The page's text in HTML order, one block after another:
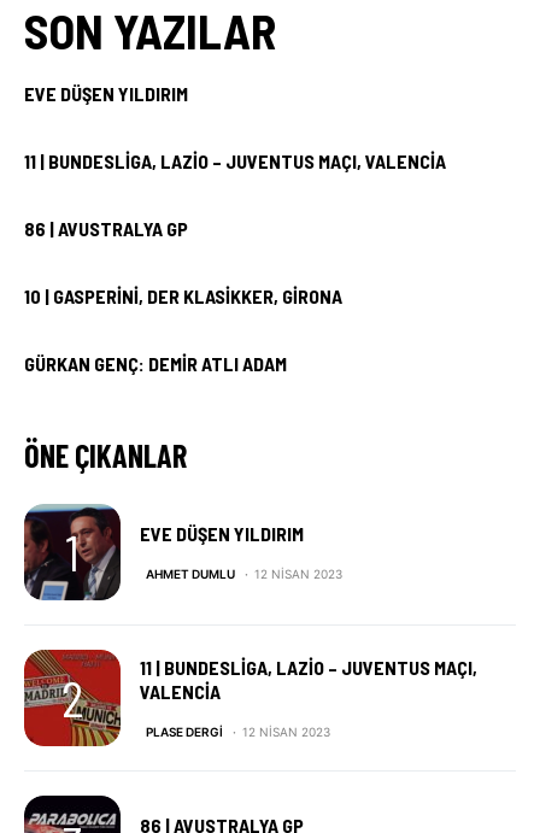
SON YAZILAR
EVE DÜŞEN YILDIRIM
11 | BUNDESLIGA, LAZIO – JUVENTUS MAÇI, VALENCIA
86 | AVUSTRALYA GP
10 | GASPERINI, DER KLASIKKER, GIRONA
GÜRKAN GENÇ: DEMIR ATLI ADAM
ÖNE ÇIKANLAR
EVE DÜŞEN YILDIRIM
AHMET DUMLU 12 NISAN 2023
11 | BUNDESLIGA, LAZIO – JUVENTUS MAÇI,
VALENCIA
PLASE DERGI 12 NISAN 2023
86 | AVUSTRALYA GP